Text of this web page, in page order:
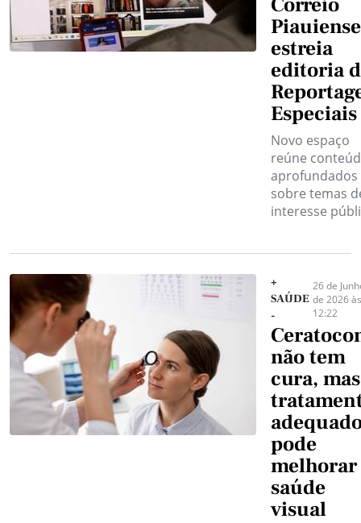
Piauiense
estreia
editoria
Especiais
Novo espaço
reúne
aprofundados
sobre temas
interesse
+
SAÚDE
-
26 de
de 2026 às
12:22
não tem
cura, mas
pode
melhorar
saúde
visual